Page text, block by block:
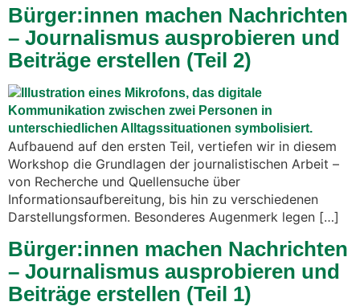
Bürger:innen machen Nachrichten
– Journalismus ausprobieren und
Beiträge erstellen (Teil 2)
Aufbauend auf den ersten Teil, vertiefen wir in diesem
Workshop die Grundlagen der journalistischen Arbeit –
von Recherche und Quellensuche über
Informationsaufbereitung, bis hin zu verschiedenen
Darstellungsformen. Besonderes Augenmerk legen […]
Bürger:innen machen Nachrichten
– Journalismus ausprobieren und
Beiträge erstellen (Teil 1)